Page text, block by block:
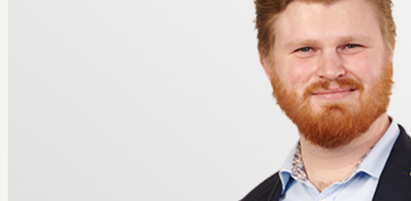
Följ oss gärna på Instagram på @skm_kavlingeeslovhoor och @hanssonhomes. Där får ni full